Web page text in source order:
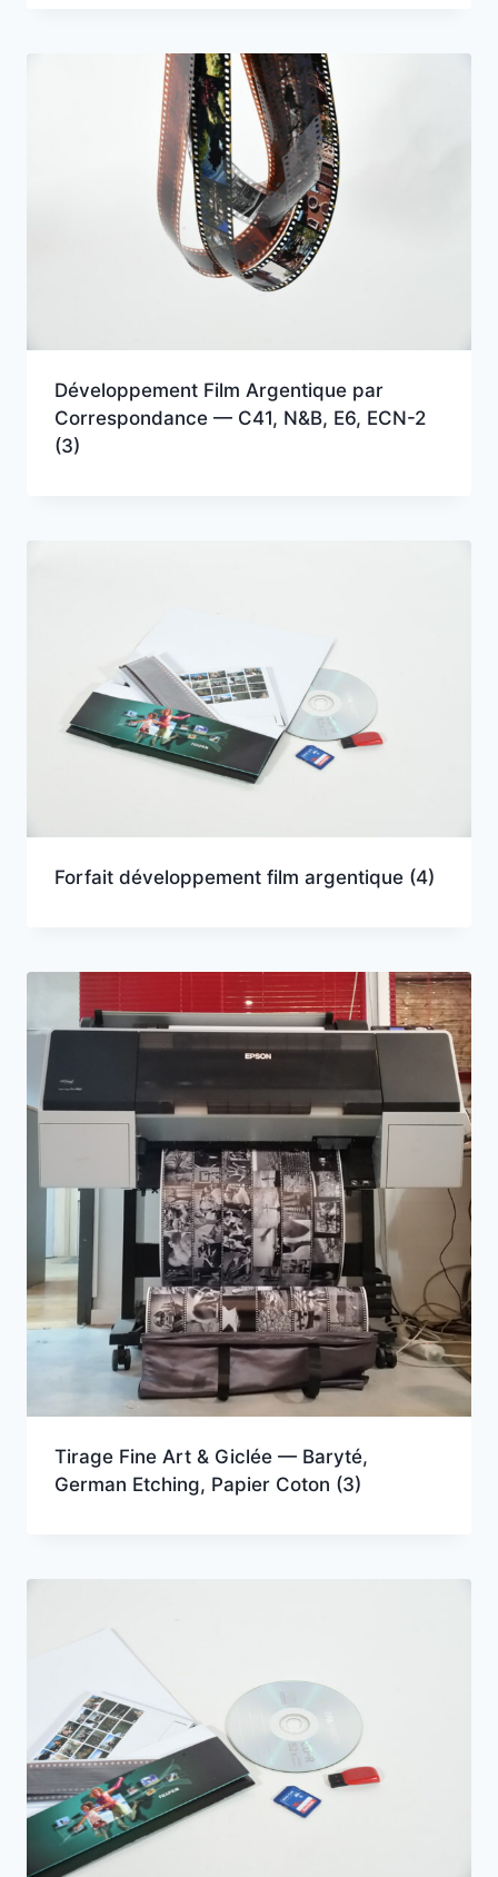
Développement Film Argentique par
Correspondance — C41, N&B, E6, ECN-2
(3)
Forfait développement film argentique (4)
Tirage Fine Art & Giclée — Baryté,
German Etching, Papier Coton (3)